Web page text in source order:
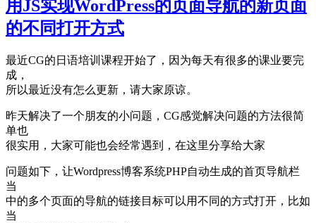
WordPress
列
显
示
的
乐
放
插
用JS实现WordPress的页面导航的新页面
的不同打开方式
最近CG的日语培训课程开始了，因为每天有很多的课业要完
成，
所以最近没有怎么更新，请大家原谅。
昨天解决了一个朋友的小问题，CG感觉解决问题的方法很简
单也
很实用，大家可能也会经常遇到，在这里分享给大家
问题如下，让Wordpress博客系统PHP自动生成的首页导航栏
当
中的多个页面的导航的链接目标可以用不同的方式打开，比如
当